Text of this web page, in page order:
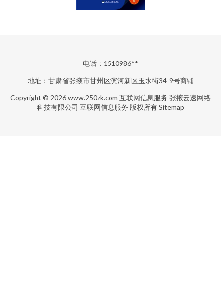
电话：1510986**
地址：甘肃省张掖市甘州区滨河新区玉水街34-9号商铺
Copyright © 2026www.250zk.com 互联网信息服务 张掖云速网络
科技有限公司 互联网信息服务 版权所有Sitemap